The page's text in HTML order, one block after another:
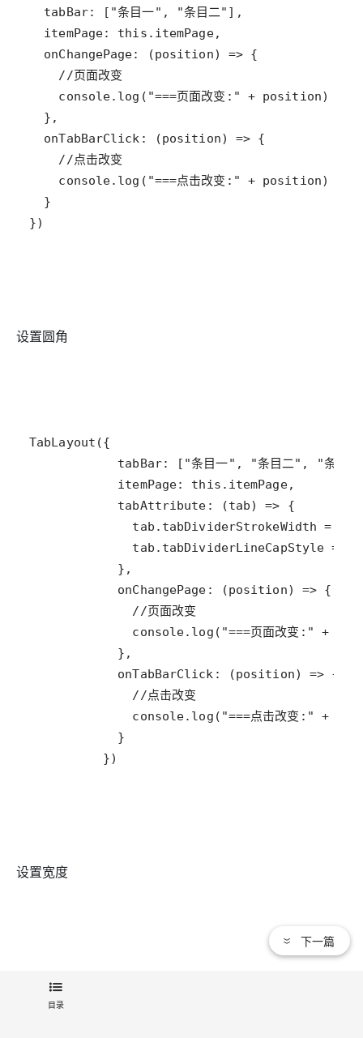
tabBar: [ "条目一" , "条目二"
itemPage: this . itemPage
onChangePage: (position) =>
//页面改变
console. log ( "===页面改变:" + position
onTabBarClick : (position) =>
//点击改变
console. log ( "===点击改变:" + position
})
设置圆角
TabLayout
tabBar: [ "条目一" , "条目二" ,
"条目
itemPage: this . itemPage
tabAttribute : (tab) =>
tab . tabDividerStrokeWidth =
tab . tabDividerLineCapStyle =
onChangePage : (position) =>
//页面改变
console. log ( "===页面改变:" +
onTabBarClick : (position) =>
//点击改变
console. log ( "===点击改变:" +
          })
设置宽度
目录
下一篇